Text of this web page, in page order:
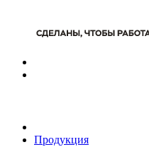
Продукция